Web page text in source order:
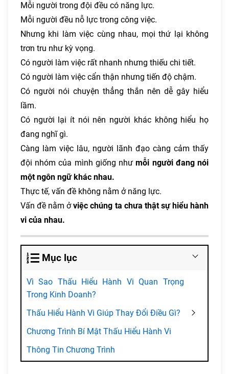
Mỗi người trong đội đều có năng lực.
Mỗi người đều nỗ lực trong công việc.
Nhưng khi làm việc cùng nhau, mọi thứ lại không
trơn tru như kỳ vọng.
Có người làm việc rất nhanh nhưng thiếu chi tiết.
Có người làm việc cẩn thận nhưng tiến độ chậm.
Có người nói chuyện thẳng thắn nên dễ gây hiểu
lầm.
Có người lại ít nói nên người khác không hiểu họ
đang nghĩ gì.
Càng làm việc lâu, người lãnh đạo càng cảm thấy
đội nhóm của mình giống nhưmỗi người đang nói
một ngôn ngữ khác nhau.
Thực tế, vấn đề không nằm ở năng lực.
Vấn đề nằm ởviệc chúng ta chưa thật sự hiểu hành
vi của nhau.
Mục lục
Vì Sao Thấu Hiểu Hành Vi Quan Trọng
Trong Kinh Doanh?
Thấu Hiểu Hành Vi Giúp Thay Đổi Điều Gì?
Chương Trình Bí Mật Thấu Hiểu Hành Vi
Thông Tin Chương Trình